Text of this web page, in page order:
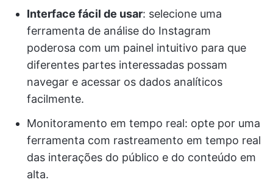
Interface fácil de usar: selecione uma
ferramenta de análise do Instagram
poderosa com um painel intuitivo para que
diferentes partes interessadas possam
navegar e acessar os dados analíticos
facilmente.
Monitoramento em tempo real: opte por uma
ferramenta com rastreamento em tempo real
das interações do público e do conteúdo em
alta.